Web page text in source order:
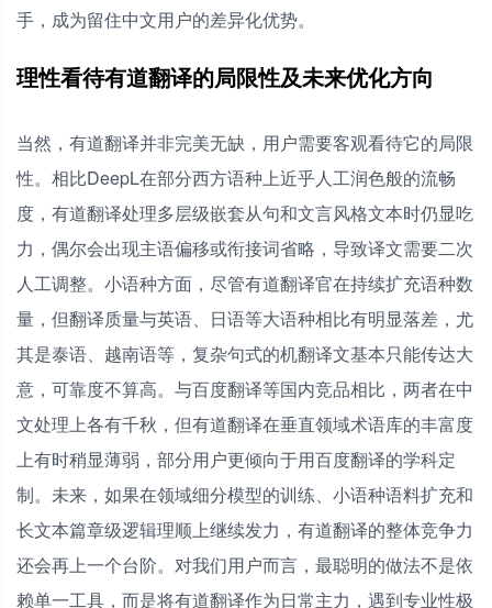
手，成为留住中文用户的差异化优势。
理性看待有道翻译的局限性及未来优化方向
当然，有道翻译并非完美无缺，用户需要客观看待它的局限
性。相比DeepL在部分西方语种上近乎人工润色般的流畅
度，有道翻译处理多层级嵌套从句和文言风格文本时仍显吃
力，偶尔会出现主语偏移或衔接词省略，导致译文需要二次
人工调整。小语种方面，尽管有道翻译官在持续扩充语种数
量，但翻译质量与英语、日语等大语种相比有明显落差，尤
其是泰语、越南语等，复杂句式的机翻译文基本只能传达大
意，可靠度不算高。与百度翻译等国内竞品相比，两者在中
文处理上各有千秋，但有道翻译在垂直领域术语库的丰富度
上有时稍显薄弱，部分用户更倾向于用百度翻译的学科定
制。未来，如果在领域细分模型的训练、小语种语料扩充和
长文本篇章级逻辑理顺上继续发力，有道翻译的整体竞争力
还会再上一个台阶。对我们用户而言，最聪明的做法不是依
赖单一工具，而是将有道翻译作为日常主力，遇到专业性极